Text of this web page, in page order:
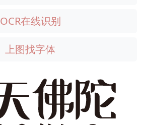
OCR在线识别
上图找字体